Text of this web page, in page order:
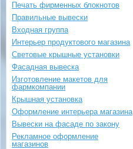
Печать фирменных блокнотов
Правильные вывески
Входная группа
Интерьер продуктового магазина
Световые крышные установки
Фасадная вывеска
Изготовление макетов для
фармкомпании
Крышная установка
Оформление интерьера магазина
Вывески на фасаде по закону
Рекламное оформление
магазинов